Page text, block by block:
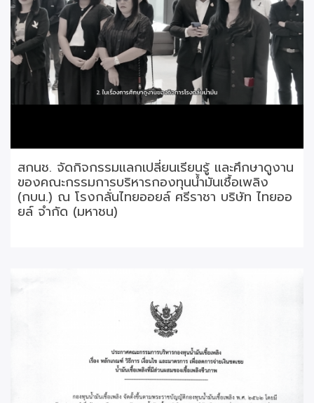
สกนช. จัดกิจกรรมแลกเปลี่ยนเรียนรู้ และศึกษาดูงาน
ของคณะกรรมการบริหารกองทุนน้ำมันเชื้อเพลิง
(กบน.) ณ โรงกลั่นไทยออยล์ ศรีราชา บริษัท ไทยออ
ยล์ จำกัด (มหาชน)